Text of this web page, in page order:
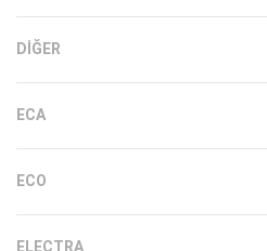
DIĞER
ECA
ECO
ELECTRA